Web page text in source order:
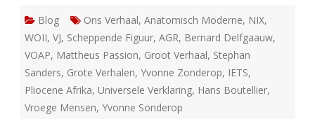
Blog Ons Verhaal, Anatomisch Moderne, NIX,
WOII, VJ, Scheppende Figuur, AGR, Bernard Delfgaauw,
VOAP, Mattheus Passion, Groot Verhaal, Stephan
Sanders, Grote Verhalen, Yvonne Zonderop, IETS,
Pliocene Afrika, Universele Verklaring, Hans Boutellier,
Vroege Mensen, Yvonne Sonderop